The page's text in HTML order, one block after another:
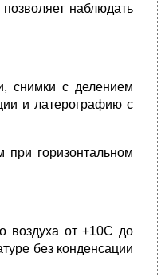
наблюдать
снимки с делением
и латерографию с
горизонтальном
воздуха от +10С до
без конденсации